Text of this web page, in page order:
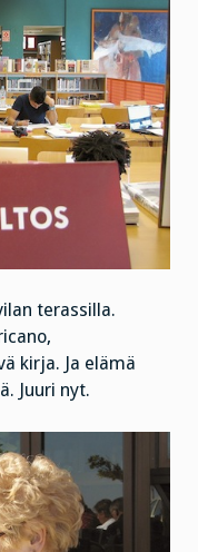
terassilla.
kirja. Ja elämä
Juuri nyt.